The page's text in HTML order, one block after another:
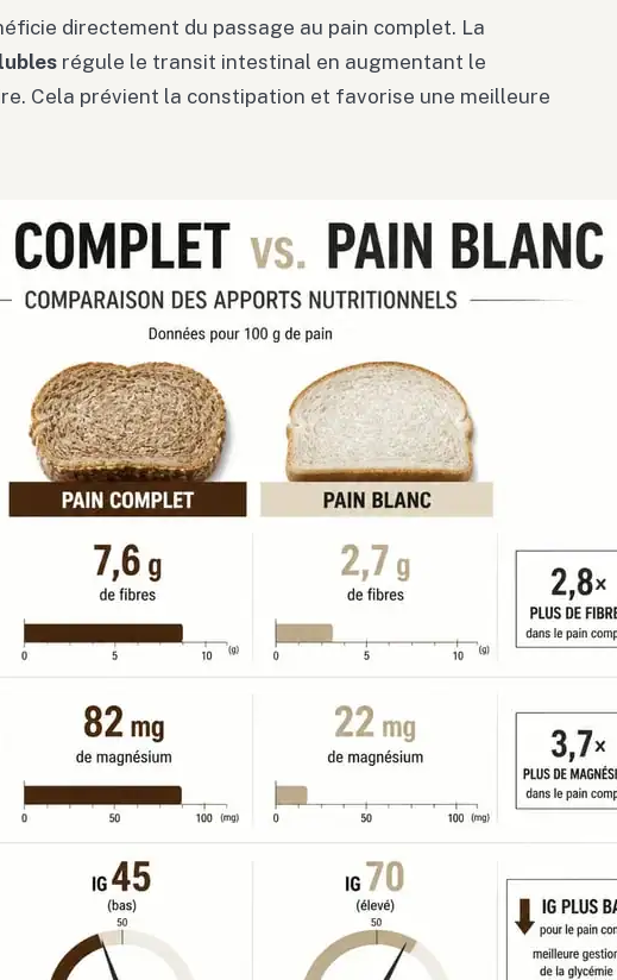
directement du passage au pain complet. La
régule le transit intestinal en augmentant le
Cela prévient la constipation et favorise une meilleure